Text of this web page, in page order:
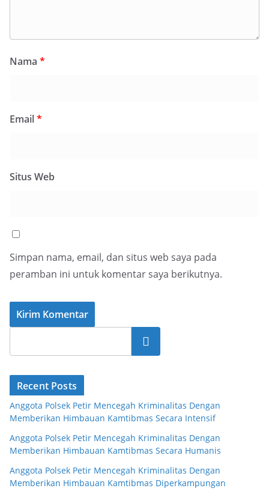
Nama *
Email*
Situs Web
Simpan nama, email, dan situs web saya pada
peramban ini untuk komentar saya berikutnya.
Cari
Recent Posts
Anggota Polsek Petir Mencegah Kriminalitas Dengan
Memberikan Himbauan Kamtibmas Secara Intensif
Anggota Polsek Petir Mencegah Kriminalitas Dengan
Memberikan Himbauan Kamtibmas Secara Humanis
Anggota Polsek Petir Mencegah Kriminalitas Dengan
Memberikan Himbauan Kamtibmas Diperkampungan